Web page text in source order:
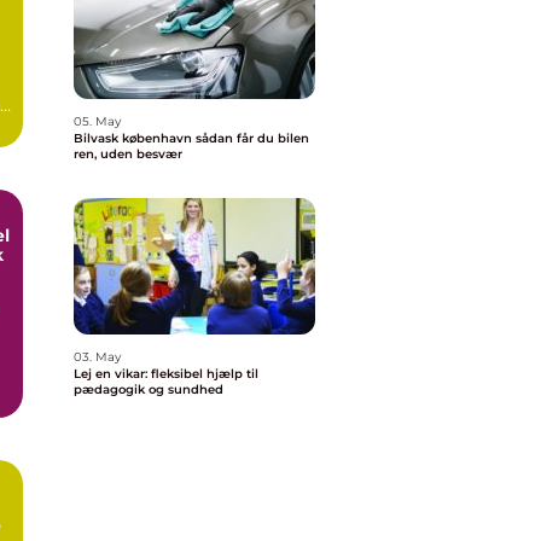
05. May
Bilvask københavn sådan får du bilen
ren, uden besvær
03. May
Lej en vikar: fleksibel hjælp til
pædagogik og sundhed